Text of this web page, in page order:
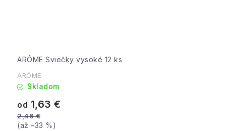
ARÔME Sviečky vysoké 12 ks
ARÔME
Skladom
od 1,63 €
2,46 €
(až –33 %)